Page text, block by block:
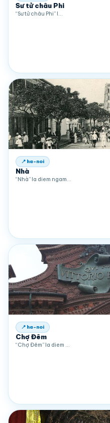
Sư tử châu Phi
“Sư tử châu Phi” l…
📍 ha-noi
Nhà
“Nhà” la diem ngam…
📍 ha-noi
Chợ Đêm
“Chợ Đêm” la diem …